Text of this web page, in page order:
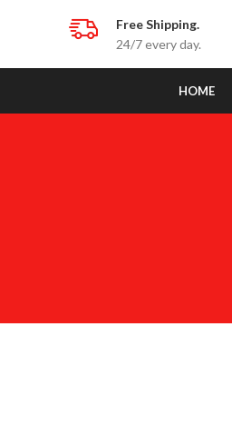
Free Shipping.
24/7 every day.
HOME